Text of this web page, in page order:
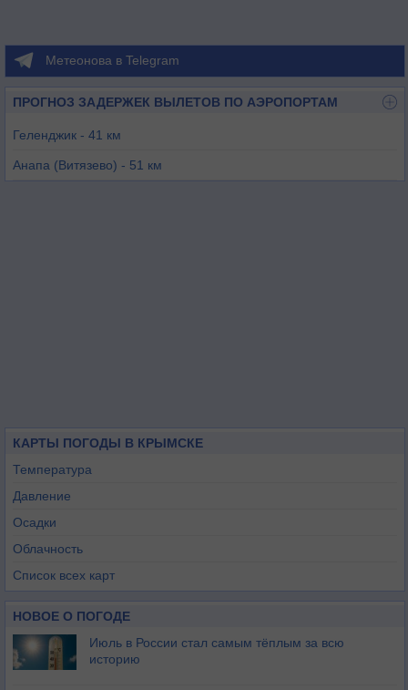
Метеонова в Telegram
ПРОГНОЗ ЗАДЕРЖЕК ВЫЛЕТОВ ПО АЭРОПОРТАМ
Геленджик - 41 км
Анапа (Витязево) - 51 км
КАРТЫ ПОГОДЫ В КРЫМСКЕ
Температура
Давление
Осадки
Облачность
Список всех карт
НОВОЕ О ПОГОДЕ
Июль в России стал самым тёплым за всю
историю